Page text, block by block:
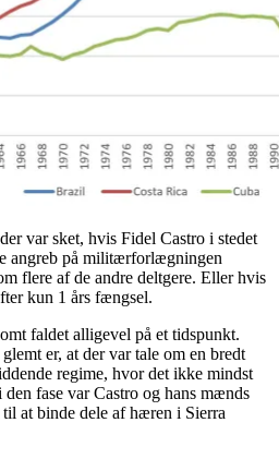
var sket, hvis Fidel Castro i stedet
angreb på militærforlægningen
flere af de andre deltgere. Eller hvis
kun 1 års fængsel.
faldet alligevel på et tidspunkt.
er, at der var tale om en bredt
regime, hvor det ikke mindst
fase var Castro og hans mænds
at binde dele af hæren i Sierra